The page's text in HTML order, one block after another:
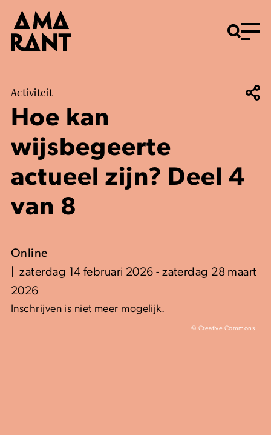
Menu
Activiteit
Hoe kan
wijsbegeerte
actueel zijn? Deel 4
van 8
Online
zaterdag 14 februari 2026 - zaterdag 28 maart
2026
Inschrijven is niet meer mogelijk.
© Creative Commons